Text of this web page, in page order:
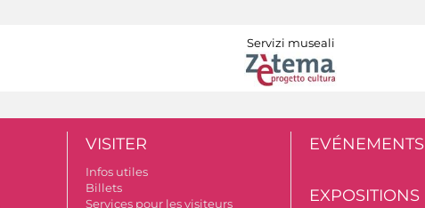
Servizi museali
VISITER
Infos utiles
Billets
Services pour les visiteurs
EVÉNEMENTS
EXPOSITIONS